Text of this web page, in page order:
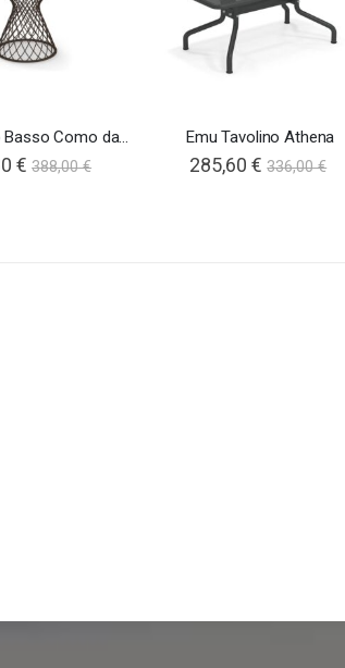
Emu Tavolo Basso Como da Giardino
€ 388,00 €
Emu Tavolino Athena
285,60 € 336,00 €